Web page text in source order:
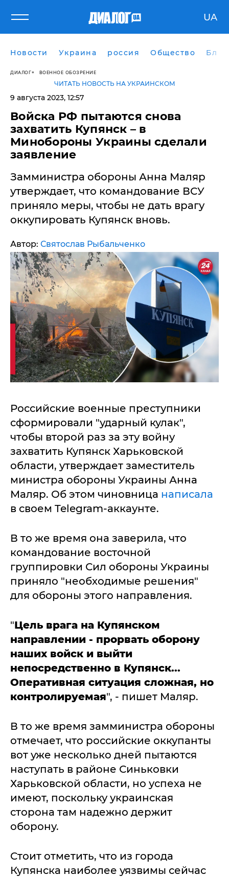
UA
Новости Украина россия Общество
ДИАЛОГ ВОЕННОЕ ОБОЗРЕНИЕ
ЧИТАТЬ НОВОСТЬ НА УКРАИНСКОМ
9 августа 2023, 12:57
Войска РФ пытаются снова
захватить Купянск – в
Минобороны Украины сделали
заявление
Замминистра обороны Анна Маляр
утверждает, что командование ВСУ
приняло меры, чтобы не дать врагу
оккупировать Купянск вновь.
Автор: Святослав Рыбальченко
Российские военные преступники
сформировали "ударный кулак",
чтобы второй раз за эту войну
захватить Купянск Харьковской
области, утверждает заместитель
министра обороны Украины Анна
Маляр. Об этом чиновница написала
в своем Telegram-аккаунте.
В то же время она заверила, что
командование восточной
группировки Сил обороны Украины
приняло "необходимые решения"
для обороны этого направления.
"Цель врага на Купянском
направлении - прорвать оборону
наших войск и выйти
непосредственно в Купянск...
Оперативная ситуация сложная, но
контролируемая", - пишет Маляр.
В то же время замминистра обороны
отмечает, что российские оккупанты
вот уже несколько дней пытаются
наступать в районе Синьковки
Харьковской области, но успеха не
имеют, поскольку украинская
сторона там надежно держит
оборону.
Стоит отметить, что из города
Купянска наиболее уязвимы сейчас